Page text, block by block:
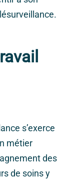
s’exerce
métier
des
de soins y